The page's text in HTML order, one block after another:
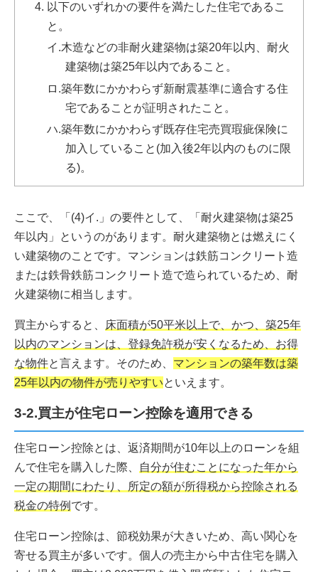
以下のいずれかの要件を満たした住宅であるこ
と。
イ.木造などの非耐火建築物は築20年以内、耐火
建築物は築25年以内であること。
ロ.築年数にかかわらず新耐震基準に適合する住
宅であることが証明されたこと。
ハ.築年数にかかわらず既存住宅売買瑕疵保険に
加入していること(加入後2年以内のものに限
る)。
ここで、「(4)イ.」の要件として、「耐火建築物は築25
年以内」というのがあります。耐火建築物とは燃えにく
い建築物のことです。マンションは鉄筋コンクリート造
または鉄骨鉄筋コンクリート造で造られているため、耐
火建築物に相当します。
買主からすると、
床面積が50平米以上で、かつ、築25年
以内のマンションは、登録免許税が安くなるため、お得
な物件と言えます。そのため、 マンションの築年数は築
25年以内の物件が売りやすいといえます。
3-2.買主が住宅ローン控除を適用できる
住宅ローン控除とは、返済期間が10年以上のローンを組
んで住宅を購入した際、
自分が住むことになった年から
一定の期間にわたり、所定の額が所得税から控除される
税金の特例 です。
住宅ローン控除は、節税効果が大きいため、高い関心を
寄せる買主が多いです。個人の売主から中古住宅を購入